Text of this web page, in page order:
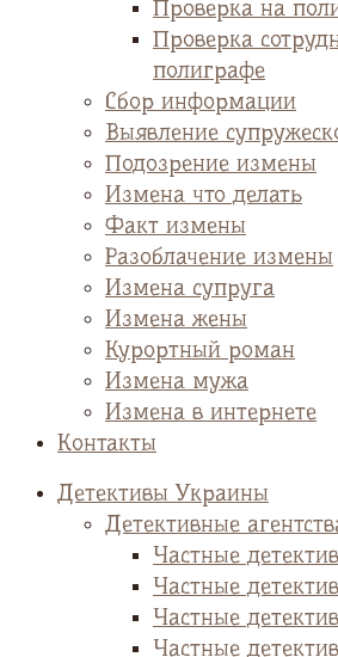
Проверка на
Проверка
полиграфе
Сбор информации
Выявление
Подозрение измены
Измена что делать
Факт измены
Разоблачение измены
Измена супруга
Измена жены
Курортный роман
Измена мужа
Измена в интернете
Контакты
Детективы Украины
Детективные
Частные
Частные
Частные
Частные